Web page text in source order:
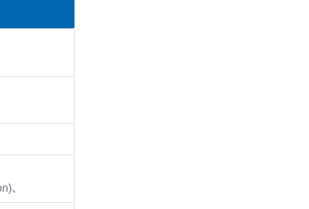
、